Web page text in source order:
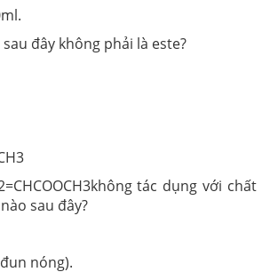
đây không phải là este?
tác dụng với chất
sau đây?
nóng).